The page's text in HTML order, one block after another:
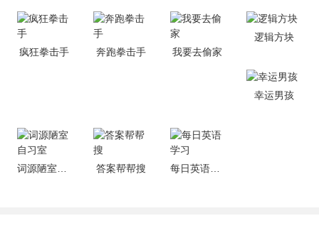
是一些格斗的游戏，其实是非常
的有趣，也是相当的刺激的，游
戏中是有一些不同的场景都是能
够去进行体验的，我们也是能够
就是收集了一些有意思的拳击游
戏，相信你们一定会喜欢的。
疯狂拳击手 奔跑拳击手 我要去偷家
逻辑方块
幸运男孩
答案帮帮搜 每日英语学习